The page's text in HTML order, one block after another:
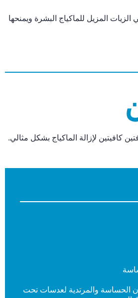
الزيات المزيل للماكياج البشرة ويمنحها
كافيتين لإزالة الماكياج بشكل مثالي.
الحساسة والمرتدية لعدسات تحت